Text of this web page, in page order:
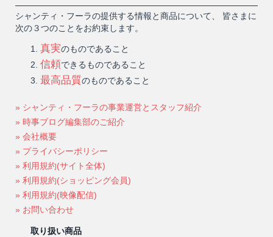
シャンティ・フーラの提供する情報と商品について、 皆さまに
次の３つのことをお約束します。
真実のものであること
信頼できるものであること
最高品質のものであること
» シャンティ・フーラの事業運営とスタッフ紹介
» 時事ブログ編集部のご紹介
» 会社概要
» プライバシーポリシー
» 利用規約(サイト全体)
» 利用規約(ショッピング会員)
» 利用規約(映像配信)
» お問い合わせ
取り扱い商品